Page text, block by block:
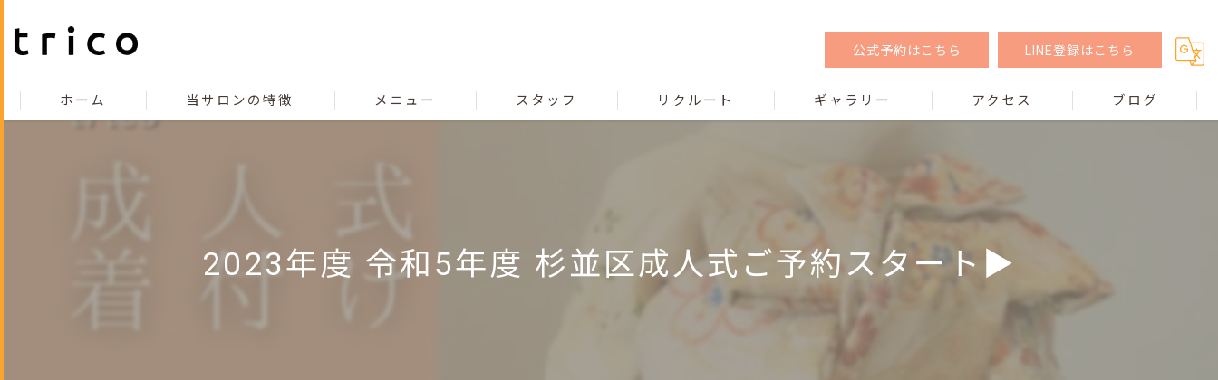
公式予約はこちら LINE登録はこちら
ホーム 当サロンの特徴 メニュー スタッフ リクルート ギャラリー アクセス ブログ
2023年度 令和5年度 杉並区成人式ご予約スタート▶